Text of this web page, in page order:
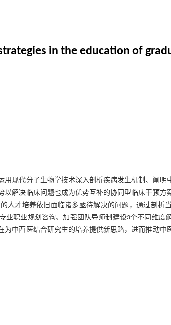
in the education of
用现代分子生物学技术深入剖析疾病发生机制、阐明
以解决临床问题也成为优势互补的协同型临床干预方
人才培养依旧面临诸多亟待解决的问题，通过剖析
业职业规划咨询、加强团队导师制建设3个不同维度
中西医结合研究生的培养提供新思路，进而推动中